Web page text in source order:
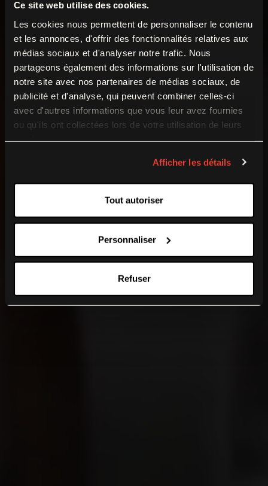
Ce site web utilise des cookies.
Les cookies nous permettent de personnaliser le contenu
et les annonces, d'offrir des fonctionnalités relatives aux
médias sociaux et d'analyser notre trafic. Nous
partageons également des informations sur l'utilisation de
notre site avec nos partenaires de médias sociaux, de
publicité et d'analyse, qui peuvent combiner celles-ci
avec d'autres informations que vous leur avez fournies
ou qu'ils ont collectées lors de votre utilisation de leurs
services.
Afficher les détails
Tout autoriser
Personnaliser
Refuser
Temporary Closure
The Museum of the Great War isclosed to the
public from 17 August to 4 September 2026
(inclusive). During this time, our teams are working
behind the scenes on the museum’s collections and
preparing for the new season. We look forward to
1918 Historical Re-enactment Weekend
Europe’s biggest
World War I museum